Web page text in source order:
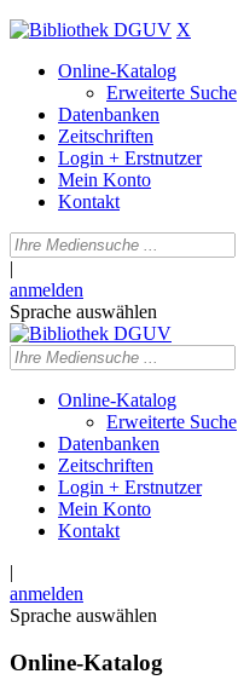
X
Online-Katalog
Erweiterte Suche
Datenbanken
Zeitschriften
Login + Erstnutzer
Mein Konto
Kontakt
|
anmelden
Sprache auswählen
Online-Katalog
Erweiterte Suche
Datenbanken
Zeitschriften
Login + Erstnutzer
Mein Konto
Kontakt
|
anmelden
Sprache auswählen
Online-Katalog